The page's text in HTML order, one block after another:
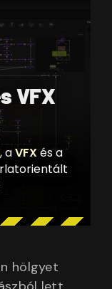
VFX
, aVFXés a
hölgyet